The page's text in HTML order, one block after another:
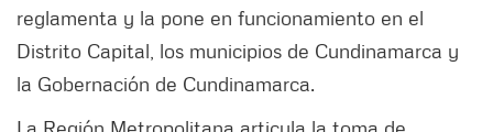
reglamenta y la pone en funcionamiento en el
Distrito Capital, los municipios de Cundinamarca y
la Gobernación de Cundinamarca.